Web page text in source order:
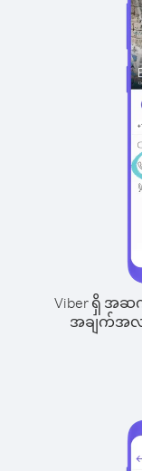
Viber ရှိ အ
အချက်အလက်